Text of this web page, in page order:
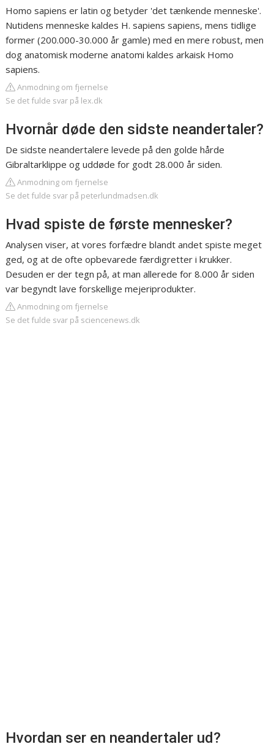
Homo sapiens er latin og betyder 'det tænkende menneske'.
Nutidens menneske kaldes H. sapiens sapiens, mens tidlige
former (200.000-30.000 år gamle) med en mere robust, men
dog anatomisk moderne anatomi kaldes arkaisk Homo
sapiens.
Anmodning om fjernelse
Se det fulde svar på lex.dk
Hvornår døde den sidste neandertaler?
De sidste neandertalere levede på den golde hårde
Gibraltarklippe og uddøde for godt 28.000 år siden.
Anmodning om fjernelse
Se det fulde svar på peterlundmadsen.dk
Hvad spiste de første mennesker?
Analysen viser, at vores forfædre blandt andet spiste meget
ged, og at de ofte opbevarede færdigretter i krukker.
Desuden er der tegn på, at man allerede for 8.000 år siden
var begyndt lave forskellige mejeriprodukter.
Anmodning om fjernelse
Se det fulde svar på sciencenews.dk
Hvordan ser en neandertaler ud?